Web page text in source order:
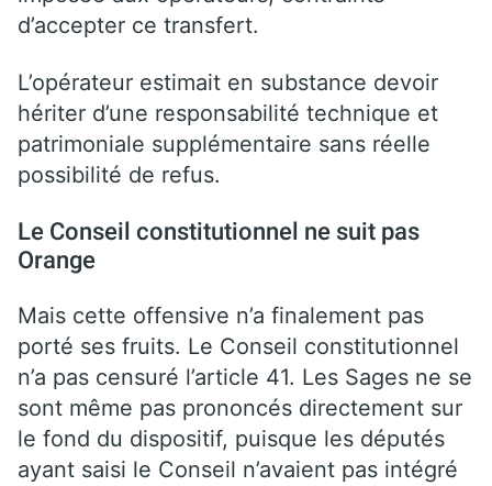
d’accepter ce transfert.
L’opérateur estimait en substance devoir
hériter d’une responsabilité technique et
patrimoniale supplémentaire sans réelle
possibilité de refus.
Le Conseil constitutionnel ne suit pas
Orange
Mais cette offensive n’a finalement pas
porté ses fruits. Le Conseil constitutionnel
n’a pas censuré l’article 41. Les Sages ne se
sont même pas prononcés directement sur
le fond du dispositif, puisque les députés
ayant saisi le Conseil n’avaient pas intégré